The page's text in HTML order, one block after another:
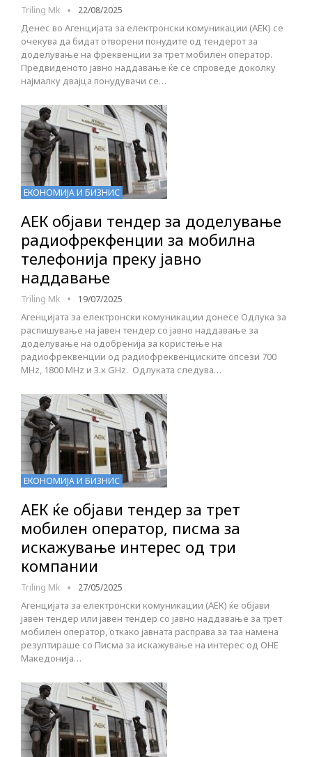
Triling Mk 22/08/2025
Денес во Агенцијата за електронски комуникации (АЕК) се
очекува да бидат отворени понудите од тендерот за
доделување на фреквенции за трет мобилен оператор.
Предвиденото јавно наддавање ќе се спроведе доколку
најмалку двајца понудувачи се…
ЕКОНОМИЈА И БИЗНИС
АЕК објави тендер за доделување
радиофрекфенции за мобилна
телефонија преку јавно
наддавање
Triling Mk 19/07/2025
Агенцијата за електронски комуникации донесе Одлука за
распишување на јавен тендер со јавно наддавање за
доделување на одобренија за користење на
радиофреквенции од радиофреквенциските опсези 700
MHz, 1800 MHz и 3.x GHz. Одлуката следува…
ЕКОНОМИЈА И БИЗНИС
АЕК ќе објави тендер за трет
мобилен оператор, писма за
искажување интерес од три
компании
Triling Mk 27/05/2025
Агенцијата за електронски комуникации (АЕК) ќе објави
јавен тендер или јавен тендер со јавно наддавање за трет
мобилен оператор, откако јавната расправа за таа намена
резултираше со Писмa за искажување на интерес од ОНЕ
Македонија…